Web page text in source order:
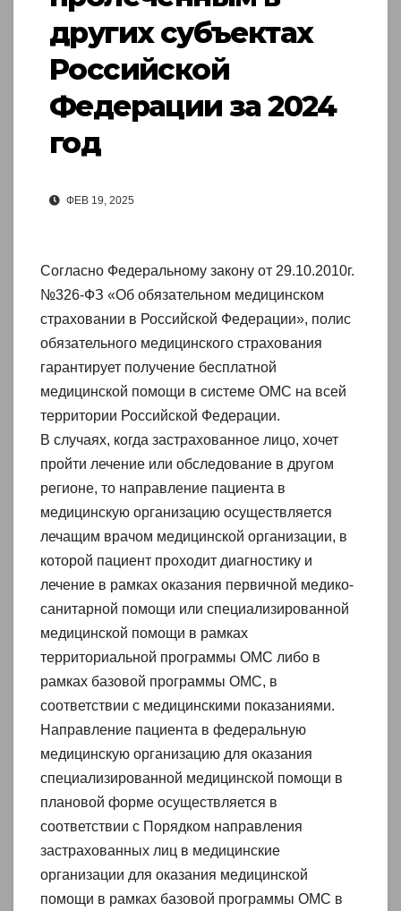
других субъектах
Российской
Федерации за 2024
год
ФЕВ 19, 2025
Согласно Федеральному закону от 29.10.2010г.
№326-ФЗ «Об обязательном медицинском
страховании в Российской Федерации», полис
обязательного медицинского страхования
гарантирует получение бесплатной
медицинской помощи в системе ОМС на всей
территории Российской Федерации.
В случаях, когда застрахованное лицо, хочет
пройти лечение или обследование в другом
регионе, то направление пациента в
медицинскую организацию осуществляется
лечащим врачом медицинской организации, в
которой пациент проходит диагностику и
лечение в рамках оказания первичной медико-
санитарной помощи или специализированной
медицинской помощи в рамках
территориальной программы ОМС либо в
рамках базовой программы ОМС, в
соответствии с медицинскими показаниями.
Направление пациента в федеральную
медицинскую организацию для оказания
специализированной медицинской помощи в
плановой форме осуществляется в
соответствии с Порядком направления
застрахованных лиц в медицинские
организации для оказания медицинской
помощи в рамках базовой программы ОМС в